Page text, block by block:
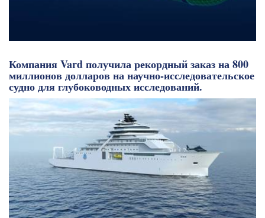
Компания Vard получила рекордный заказ на 800
миллионов долларов на научно-исследовательское
судно для глубоководных исследований.